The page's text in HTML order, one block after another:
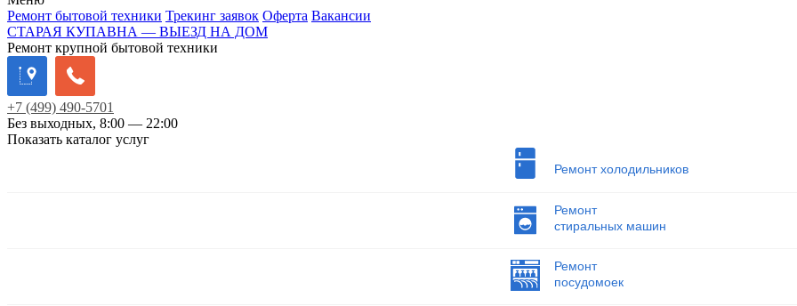
Ремонт бытовой техники Трекинг заявок Оферта Вакансии
СТАРАЯ КУПАВНА — ВЫЕЗД НА ДОМ
Ремонт крупной бытовой техники
+7 (499) 490-5701
Без выходных, 8:00 — 22:00
Показать каталог услуг
Ремонт холодильников
Ремонт
стиральных машин
Ремонт
посудомоек